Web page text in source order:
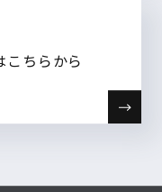
こちらから